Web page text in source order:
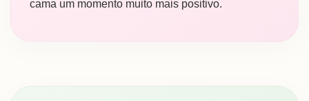
cama um momento muito mais positivo.